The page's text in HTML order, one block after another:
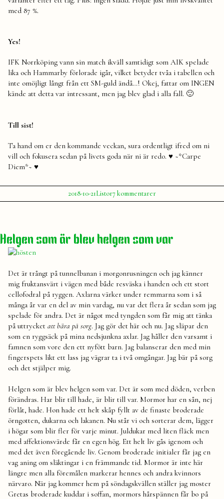
med 87 %.
Yes!
IFK Norrköping vann sin match ikväll samtidigt som AIK spelade
lika och Hammarby förlorade igår, vilket betyder tvåa i tabellen och
inte omöjligt långt från ett SM-guld ändå…! Okej, fattar om INGEN
kände att detta var intressant, men jag blev glad i alla fall. 🙂
Till sist!
Ta hand om er den kommande veckan, sura ordentligt ifred om ni
vill och fokusera sedan på livets goda när ni är redo. ♥ ~*Carpe
Diem*~ ♥
Publicerat
av
Julia
2018-10-21Publicerat
i
Listor7 kommentarertill
Positiva
Helgen som är blev helgen som var
Det är trångt på tunnelbanan i morgonrusningen och jag känner
mig fruktansvärt i vägen med både resväska i handen och ett stort
cellofodral på ryggen. Axlarna värker under remmarna som i så
många år var en del av min vardag, nu var det flera år sedan som jag
spelade för andra. Det är något med tyngden som får mig att tänka
på uttrycket att bära på sorg. Jag gör det här och nu. Jag släpar den
som en ryggsäck på mina nedsjunkna axlar. Jag håller den varsamt i
famnen som vore den ett nyfött barn. Jag balanserar den med min
fingerspets likt ett lass jag vägrar ta i två omgångar. Jag bär på sorg
och det stjälper mig.
Helgen som är blev helgen som var. Det är som med döden, verben
förändras. Har blir till hade, är blir till var. Mormor har en sån, nej
förlåt, hade. Hon hade ett helt skåp fyllt av de finaste broderade
örngotten, dukarna och lakanen. Nu står vi och sorterar dem, lägger
i högar som blir fler för varje minut. Juldukar med liten fläck men
med affektionsvärde får en egen hög. Ett helt liv gås igenom och
med det även föregående liv. Genom broderade initialer får jag en
vag aning om släktingar i en främmande tid. Mormor är inte här
längre men alla föremålen markerar hennes och andra kvinnors
närvaro. När jag kommer hem på söndagskvällen ställer jag moster
Gretas broderade kuddar i soffan, mormors hårspännen får bo på